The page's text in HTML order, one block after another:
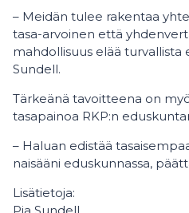
– Meidän tulee rakentaa
tasa-arvoinen että
mahdollisuus elää turvallista
Sundell.
Tärkeänä tavoitteena on
tasapainoa RKP:n
– Haluan edistää
naisääni eduskunnassa,
Lisätietoja: